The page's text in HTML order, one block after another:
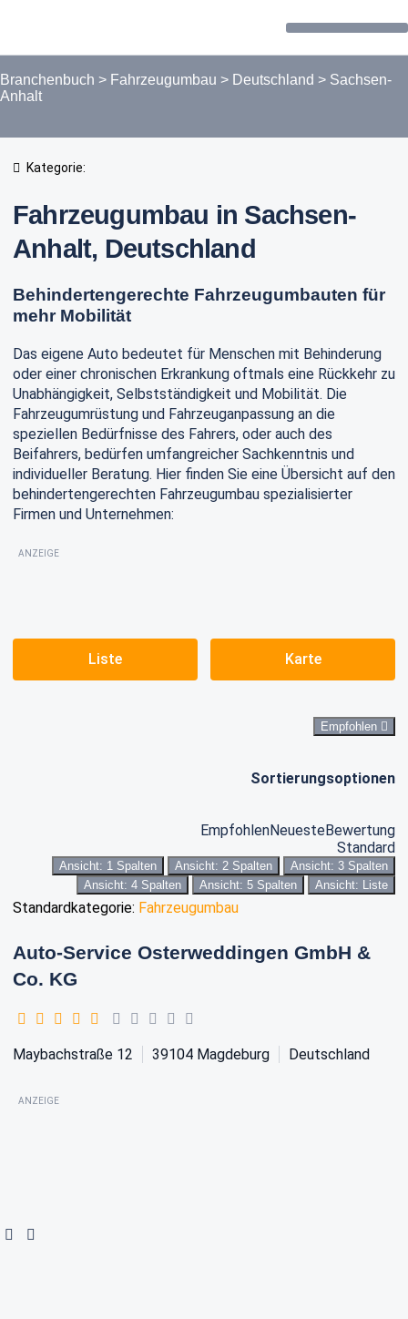
Branchenbuch > Fahrzeugumbau > Deutschland > Sachsen-
Anhalt
Kategorie:
Fahrzeugumbau in Sachsen-
Anhalt, Deutschland
Behindertengerechte Fahrzeugumbauten für
mehr Mobilität
Das eigene Auto bedeutet für Menschen mit Behinderung
oder einer chronischen Erkrankung oftmals eine Rückkehr zu
Unabhängigkeit, Selbstständigkeit und Mobilität. Die
Fahrzeugumrüstung und Fahrzeuganpassung an die
speziellen Bedürfnisse des Fahrers, oder auch des
Beifahrers, bedürfen umfangreicher Sachkenntnis und
individueller Beratung. Hier finden Sie eine Übersicht auf den
behindertengerechten Fahrzeugumbau spezialisierter
Firmen und Unternehmen:
ANZEIGE
Liste Karte
Empfohlen
Sortierungsoptionen
EmpfohlenNeuesteBewertung
Standard
Ansicht: 1 Spalten Ansicht: 2 Spalten
Ansicht: 3 Spalten
Ansicht: 4 Spalten
Ansicht: 5 Spalten Ansicht: Liste
Standardkategorie: Fahrzeugumbau
Auto-Service Osterweddingen GmbH &
Co. KG
Maybachstraße 12 39104 Magdeburg Deutschland
ANZEIGE